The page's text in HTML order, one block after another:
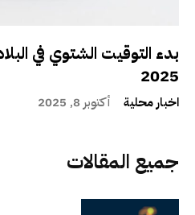
2025
اخبار محلية أكتوبر 8, 2025
جميع المقالات